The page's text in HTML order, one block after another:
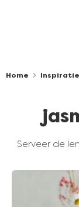
Home Inspiratie
Serveer de